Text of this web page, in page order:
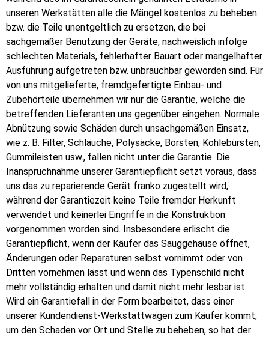
unseren Werkstätten alle die Mängel kostenlos zu beheben
bzw. die Teile unentgeltlich zu ersetzen, die bei
sachgemäßer Benutzung der Geräte, nachweislich infolge
schlechten Materials, fehlerhafter Bauart oder mangelhafter
Ausführung aufgetreten bzw. unbrauchbar geworden sind. Für
von uns mitgelieferte, fremdgefertigte Einbau- und
Zubehörteile übernehmen wir nur die Garantie, welche die
betreffenden Lieferanten uns gegenüber eingehen. Normale
Abnützung sowie Schäden durch unsachgemäßen Einsatz,
wie z. B. Filter, Schläuche, Polysäcke, Borsten, Kohlebürsten,
Gummileisten usw., fallen nicht unter die Garantie. Die
Inanspruchnahme unserer Garantiepflicht setzt voraus, dass
uns das zu reparierende Gerät franko zugestellt wird,
während der Garantiezeit keine Teile fremder Herkunft
verwendet und keinerlei Eingriffe in die Konstruktion
vorgenommen worden sind. Insbesondere erlischt die
Garantiepflicht, wenn der Käufer das Sauggehäuse öffnet,
Änderungen oder Reparaturen selbst vornimmt oder von
Dritten vornehmen lässt und wenn das Typenschild nicht
mehr vollständig erhalten und damit nicht mehr lesbar ist.
Wird ein Garantiefall in der Form bearbeitet, dass einer
unserer Kundendienst-Werkstattwagen zum Käufer kommt,
um den Schaden vor Ort und Stelle zu beheben, so hat der